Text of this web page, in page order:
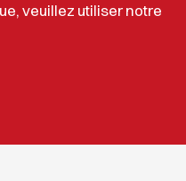
veuillez utiliser notre